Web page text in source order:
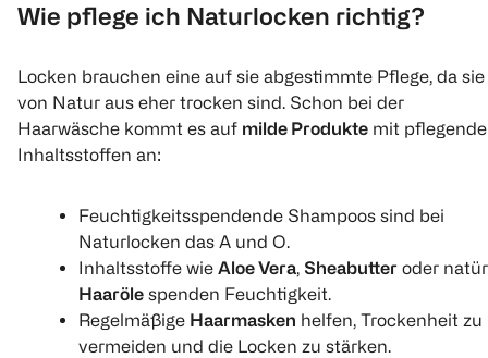
Wie pflege ich Naturlocken richtig?
Locken brauchen eine auf sie abgestimmte Pflege, da sie
von Natur aus eher trocken sind. Schon bei der
Haarwäsche kommt es auf milde Produkte mit
Inhaltsstoffen an:
Feuchtigkeitsspendende Shampoos sind bei
Naturlocken das A und O.
Inhaltsstoffe wie Aloe Vera, Sheabutter oder
Haaröle spenden Feuchtigkeit.
Regelmäßige Haarmasken helfen, Trockenheit zu
vermeiden und die Locken zu stärken.